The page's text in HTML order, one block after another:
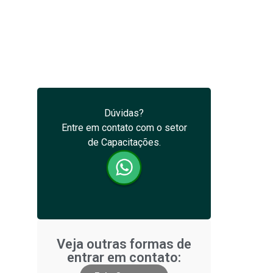
Dúvidas?
Entre em contato com o setor
de Capacitações.
Veja outras formas de
entrar em contato: